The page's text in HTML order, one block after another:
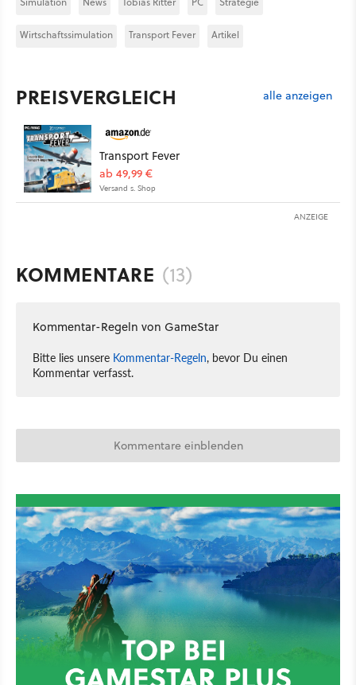
Wirtschaftssimulation Transport Fever Artikel
PREISVERGLEICH alle anzeigen
Transport Fever
ab 49,99 €
Versand s. Shop
ANZEIGE
KOMMENTARE (13)
Kommentar-Regeln von GameStar
Bitte lies unsere Kommentar-Regeln, bevor Du einen
Kommentar verfasst.
Kommentare einblenden